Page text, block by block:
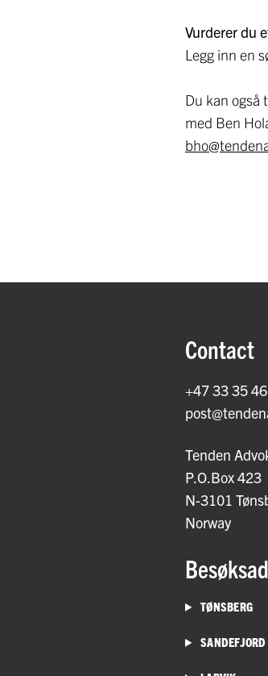
Vurderer du
Legg inn en
Du kan også
med Ben
Contact
+47 33 35
Tenden
P.O.Box 423
N-3101
Norway
TØNSBERG
SANDEFJORD